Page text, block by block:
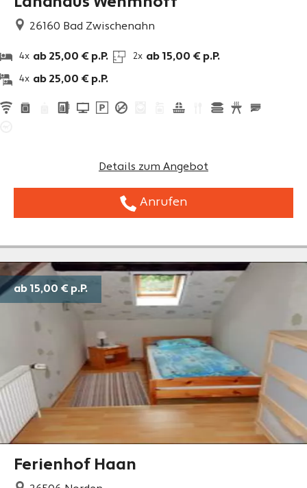
26160 Bad Zwischenahn
4x ab 25,00 € p.P.
4x ab 25,00 € p.P.
2x ab 15,00 € p.P.
Details zum Angebot
Anrufen
Ferienhof Haan
ab 15,00 € p.P.